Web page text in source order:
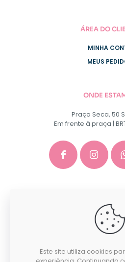
ÁREA DO
MINHA
MEUS
ONDE
Praça Seca, 50
Em frente à praça |
GACEP SERVICOS E
PAPELARIA EIRELI - CNPJ:
Este site utiliza cookies